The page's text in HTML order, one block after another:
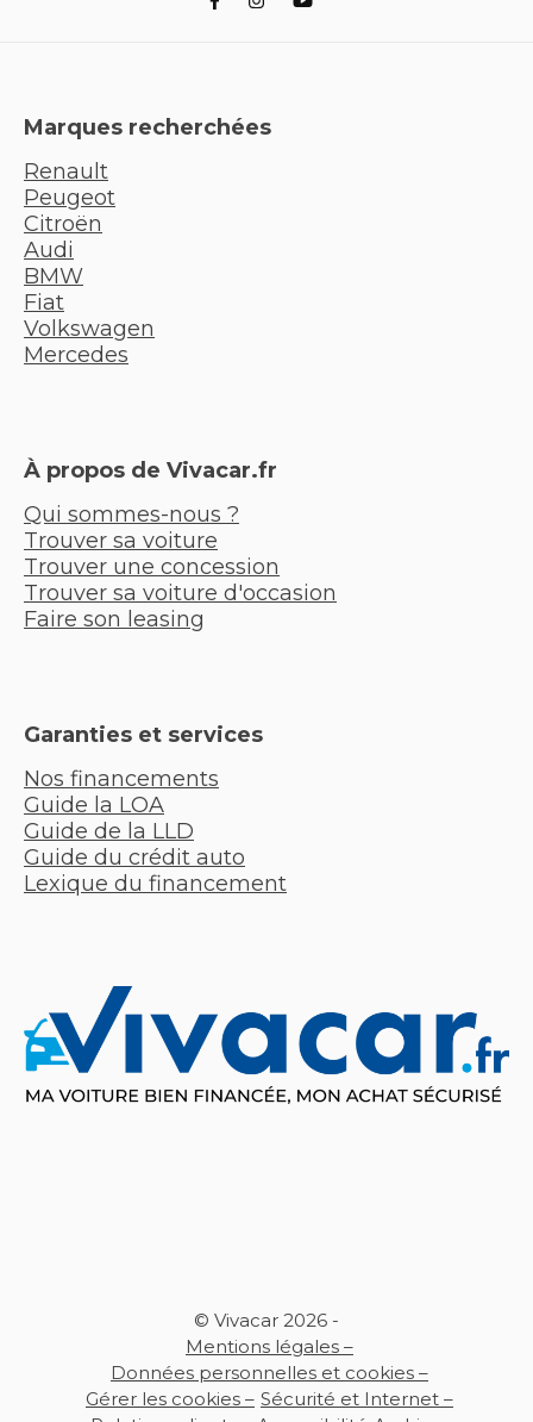
Marques recherchées
Renault
Peugeot
Citroën
Audi
BMW
Fiat
Volkswagen
Mercedes
À propos de Vivacar.fr
Qui sommes-nous ?
Trouver sa voiture
Trouver une concession
Trouver sa voiture d'occasion
Faire son leasing
Garanties et services
Nos financements
Guide la LOA
Guide de la LLD
Guide du crédit auto
Lexique du financement
© Vivacar 2026 -
Mentions légales –
Données personnelles et cookies –
Gérer les cookies – Sécurité et Internet –